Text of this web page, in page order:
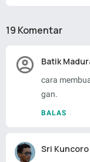
19 Komentar
Batik
cara
gan.
BALAS
Sri Kuncoro